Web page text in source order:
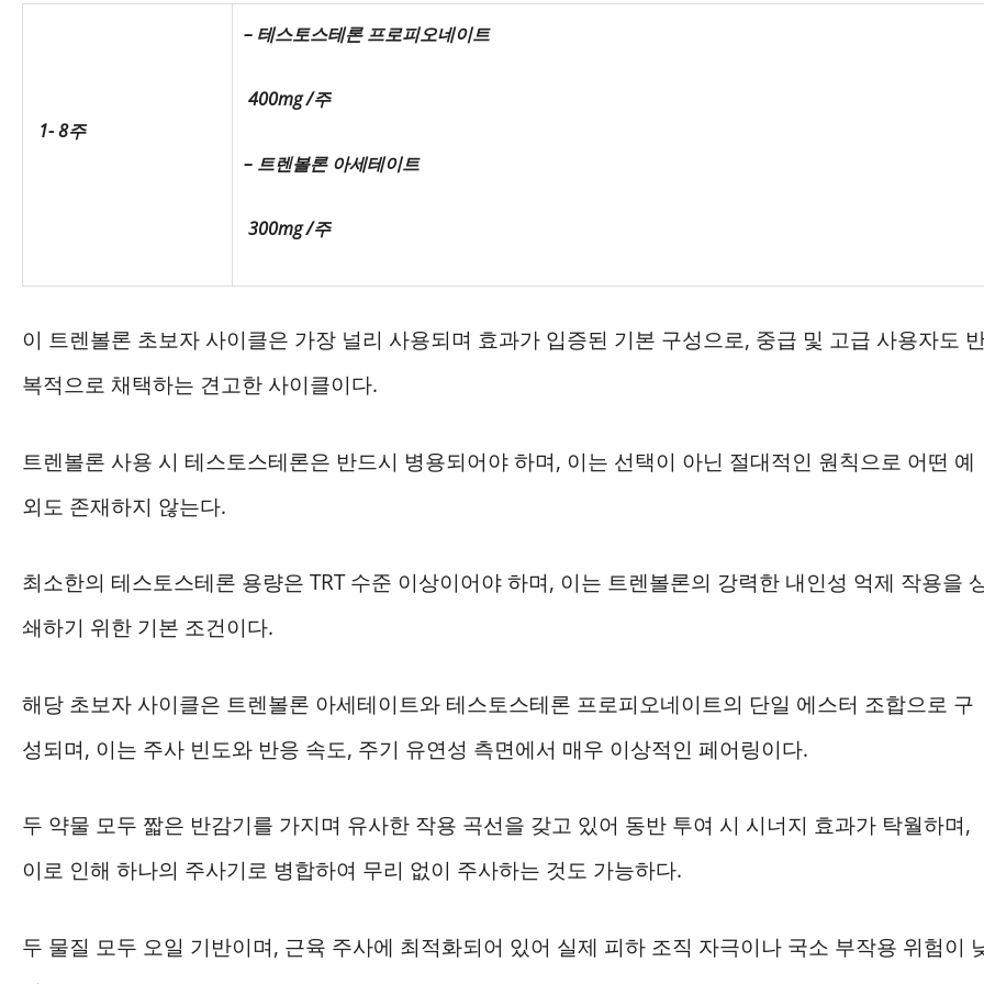
1- 8주
– 테스토스테론 프로피오네이트
400mg /주
– 트렌볼론 아세테이트
300mg /주
이 트렌볼론 초보자 사이클은 가장 널리 사용되며 효과가 입증된 기본 구성으로, 중급 및 고급 사용자도
복적으로 채택하는 견고한 사이클이다.
트렌볼론 사용 시 테스토스테론은 반드시 병용되어야 하며, 이는 선택이 아닌 절대적인 원칙으로 어떤 예
외도 존재하지 않는다.
최소한의 테스토스테론 용량은 TRT 수준 이상이어야 하며, 이는 트렌볼론의 강력한 내인성 억제 작용을
쇄하기 위한 기본 조건이다.
해당 초보자 사이클은 트렌볼론 아세테이트와 테스토스테론 프로피오네이트의 단일 에스터 조합으로 구
성되며, 이는 주사 빈도와 반응 속도, 주기 유연성 측면에서 매우 이상적인 페어링이다.
두 약물 모두 짧은 반감기를 가지며 유사한 작용 곡선을 갖고 있어 동반 투여 시 시너지 효과가 탁월하며,
이로 인해 하나의 주사기로 병합하여 무리 없이 주사하는 것도 가능하다.
두 물질 모두 오일 기반이며, 근육 주사에 최적화되어 있어 실제 피하 조직 자극이나 국소 부작용 위험이